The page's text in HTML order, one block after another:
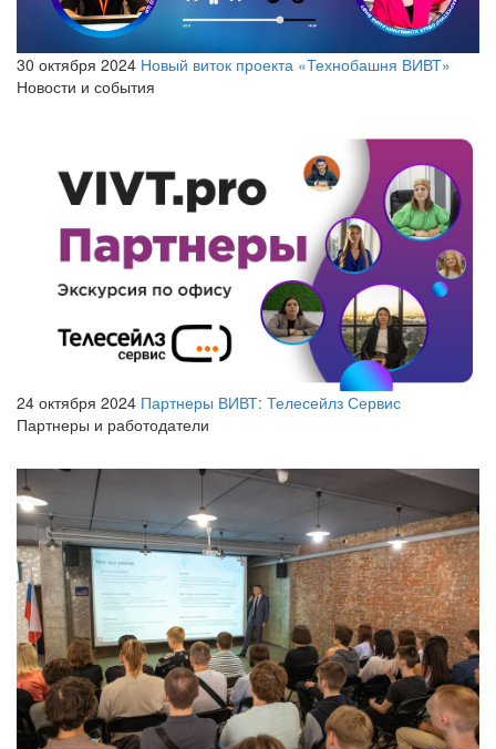
30 октября 2024 Новый виток проекта «Технобашня ВИВТ»
Новости и события
24 октября 2024 Партнеры ВИВТ: Телесейлз Сервис
Партнеры и работодатели